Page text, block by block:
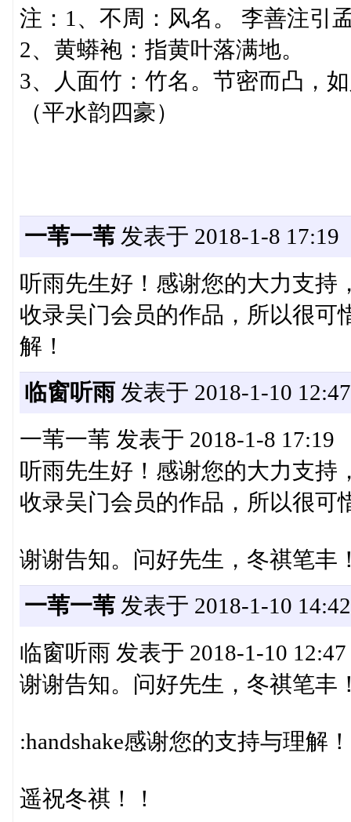
注：1、不周：风名。 李善注引
2、黄蟒袍：指黄叶落满地。
3、人面竹：竹名。节密而凸，
（平水韵四豪）
一苇一苇发表于 2018-1-8 17:19
听雨先生好！感谢您的大力支持
收录吴门会员的作品，所以很可
解！
临窗听雨发表于 2018-1-10 12:47
一苇一苇 发表于 2018-1-8 17:19
听雨先生好！感谢您的大力支持
收录吴门会员的作品，所以很可
谢谢告知。问好先生，冬祺笔丰
一苇一苇发表于 2018-1-10 14:42
临窗听雨 发表于 2018-1-10 12:47
谢谢告知。问好先生，冬祺笔丰
:handshake感谢您的支持与理解
遥祝冬祺！！